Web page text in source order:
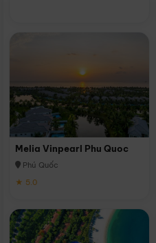
Melia Vinpearl Phu Quoc
Phú Quốc
★ 5.0